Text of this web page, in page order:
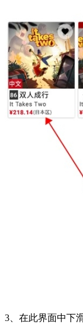
3、在此界面中下